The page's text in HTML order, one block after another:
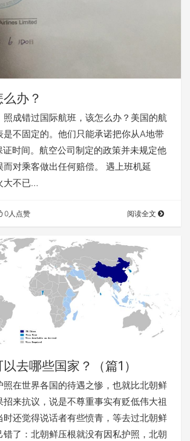
办？
照成错过国际航班，该怎么办？美国的航
是不固定的。他们只能承诺把你从A地带
时间。航空公司制定的政策并未规定他
而对乘客做出任何赔偿。 遇上班机延
大不已…
0人点赞 阅读全文
去哪些国家？（篇1）
照在世界各国的待遇之惨，也就比北朝鲜
招来抗议，说是不尊重事实有贬低伟大祖
时还觉得说话者有些愤青，等去过北朝鲜
错了：北朝鲜压根就没有因私护照，北朝